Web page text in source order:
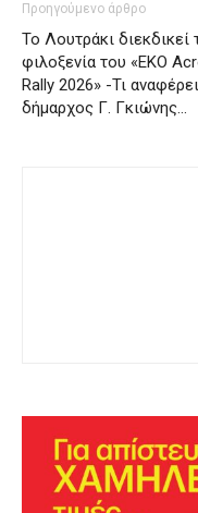
Προηγούμενο άρθρο
Το Λουτράκι διεκδικεί
φιλοξενία του «EKO
Rally 2026» -Τι
δήμαρχος Γ. Γκιώνης…